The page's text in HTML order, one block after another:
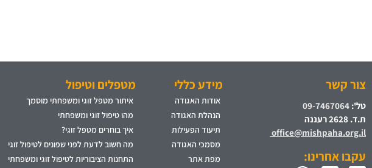
צור קשר
טל': 09-7467064
ת.ד. 2628 רעננה
office@mishpaha.org.il
עקבו אחרינו:
מידע כללי
אודות האגודה
הנהלת האגודה
תיעוד הפעילות
מסמכי האגודה
מפת אתר
מטפלים וטיפול
איתור מטפל זוגי ומשפחתי מוסמך
מהו טיפול זוגי ומשפחתי
איך בוחרים מטפל זוגי?
מה חשוב לדעת לפני שפונים לטיפול זוגי
התחנות הציבוריות לטיפול זוגי ומשפחתי